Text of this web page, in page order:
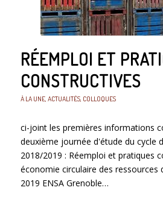
RÉEMPLOI ET
CONSTRUCTIVES
À LA UNE, ACTUALITÉS, COLLOQUES
ci-joint les premières informations
deuxième journée d'étude du cycle
2018/2019 : Réemploi et pratiques
économie circulaire des ressources
2019 ENSA Grenoble…